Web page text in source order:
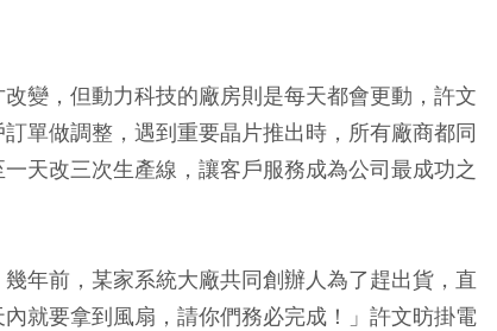
變，但動力科技的廠房則是每天都會更動，許文
單做調整，遇到重要晶片推出時，所有廠商都同
天改三次生產線，讓客戶服務成為公司最成功之
年前，某家系統大廠共同創辦人為了趕出貨，直
就要拿到風扇，請你們務必完成！」許文昉掛電